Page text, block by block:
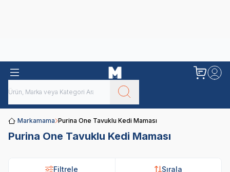
Markamama Purina One Tavuklu Kedi Maması
Purina One Tavuklu Kedi Maması
Filtrele Sırala